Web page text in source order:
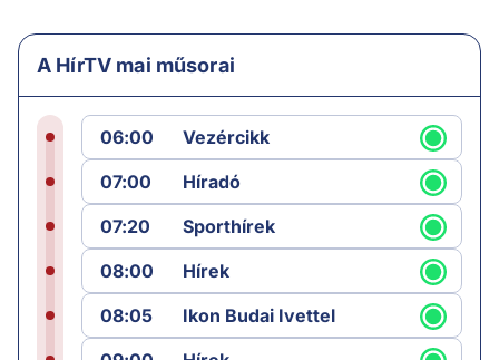
A HírTV mai műsorai
06:00
Vezércikk
07:00
Híradó
07:20
Sporthírek
08:00
Hírek
08:05
Ikon Budai Ivettel